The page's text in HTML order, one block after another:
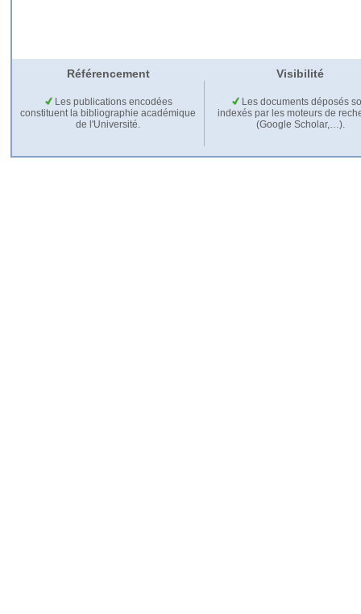
Référencement Visibilité
Les publications encodées
constituent la bibliographie académique
de l'Université.
Les documents déposés
indexés par les moteurs de
(Google Scholar,…).